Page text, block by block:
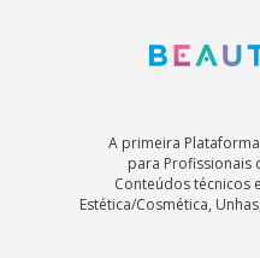
A primeira
para Profissionais
Conteúdos técnicos
Estética/Cosmética,